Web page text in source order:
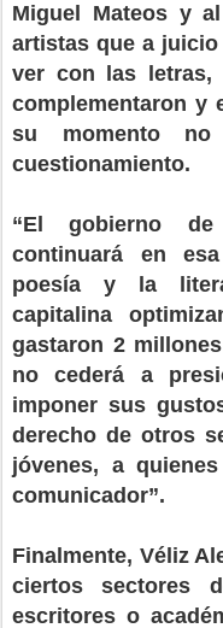
Miguel Mateos y
artistas que a
ver con las letras,
complementaron y
su momento
cuestionamiento.
“El gobierno de
continuará en
poesía y la
capitalina
gastaron 2
no cederá a
imponer sus
derecho de otros
jóvenes, a
comunicador”.
Finalmente, Véliz
ciertos sectores
escritores o